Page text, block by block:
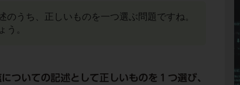
のうち、正しいものを一つ選ぶ問題ですね。
う。